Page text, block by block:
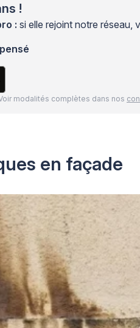
!
: si elle rejoint notre réseau,
modalités complètes dans nos
en façade